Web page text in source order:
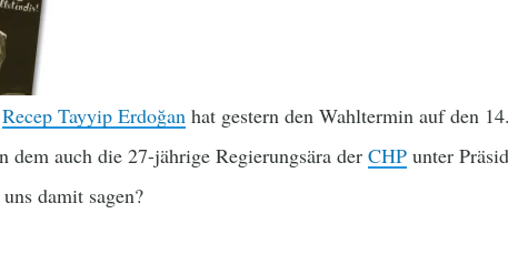
Recep Tayyip Erdoğan hat gestern den Wahltermin auf den
dem auch die 27-jährige Regierungsära der CHP unter
damit sagen?